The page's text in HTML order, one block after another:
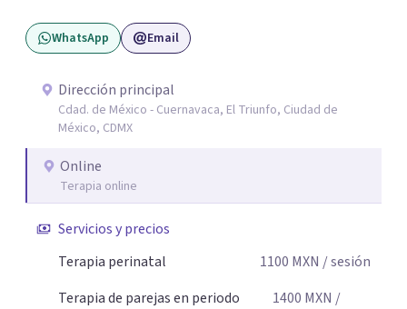
la historia de cada persona y el trabajo conjunto para
desarrollar herramientas que favorezcan el bienestar
que buscar ayuda psicológica es un acto de valentía y
autocuidado. Mi objetivo es acompañarte para que puedas
comprender mejor lo que estás viviendo, fortalecer tus
recursos personales y construir una vida más plena y
congruente con tus necesidades y valores.
WhatsApp Email
Dirección principal
Cdad. de México - Cuernavaca, El Triunfo, Ciudad de
México, CDMX
Online
Terapia online
Servicios y precios
Terapia perinatal
1100 MXN / sesión
Terapia de parejas en periodo
1400 MXN /